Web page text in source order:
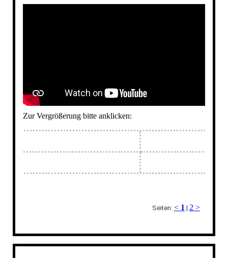
Zur Vergrößerung bitte anklicken:
Seiten: < 1 | 2 >